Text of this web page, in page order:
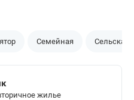
жилья или
ипотеки
жилья,
и единственным
для многих жителей
Семейная Сельская
жилье